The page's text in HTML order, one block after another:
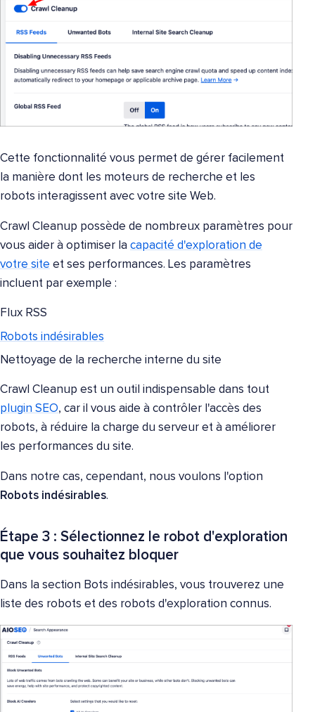
Cette fonctionnalité vous permet de gérer facilement
la manière dont les moteurs de recherche et les
robots interagissent avec votre site Web.
Crawl Cleanup possède de nombreux paramètres pour
vous aider à optimiser la capacité d'exploration de
votre site et ses performances. Les paramètres
incluent par exemple :
Flux RSS
Robots indésirables
Nettoyage de la recherche interne du site
Crawl Cleanup est un outil indispensable dans tout
plugin SEO, car il vous aide à contrôler l'accès des
robots, à réduire la charge du serveur et à améliorer
les performances du site.
Dans notre cas, cependant, nous voulons l'option
Robots indésirables.
Étape 3 : Sélectionnez le robot d'exploration
que vous souhaitez bloquer
Dans la section Bots indésirables, vous trouverez une
liste des robots et des robots d'exploration connus.